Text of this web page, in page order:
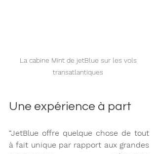
La cabine Mint de jetBlue sur les vols
transatlantiques
Une expérience à part
“JetBlue offre quelque chose de tout
à fait unique par rapport aux grandes